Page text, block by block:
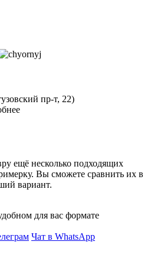
пр-т, 22)
ещё несколько подходящих
Вы сможете сравнить их в
вариант.
для вас формате
Чат в WhatsApp